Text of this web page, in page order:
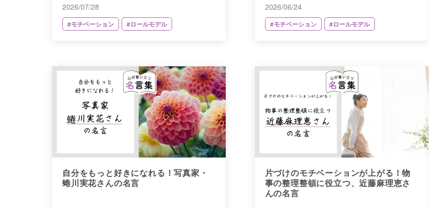
2026/07/28
#モチベーション #ロールモデル
2026/06/24
#モチベーション #ロールモデル
自分をもっと好きになれる！写真家・
蜷川実花さんの名言
片づけのモチベーションが上がる！物
事の整理整頓に役立つ、近藤麻理恵さ
んの名言